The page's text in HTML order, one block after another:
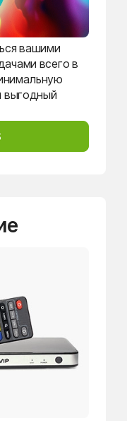
вашими
всего в
выгодный